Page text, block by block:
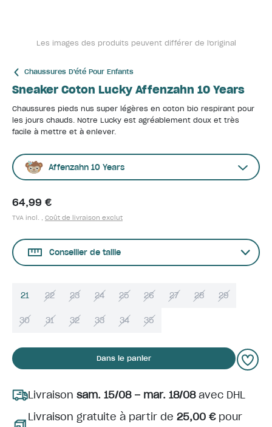
Les images des produits peuvent différer de l'original
Chaussures D'été Pour Enfants
Sneaker Coton Lucky Affenzahn 10 Years
Chaussures pieds nus super légères en coton bio respirant pour
les jours chauds. Notre Lucky est agréablement doux et très
facile à mettre et à enlever.
Affenzahn 10 Years
64,99 €
TVA incl. , Coût de livraison exclut
Conseiller de taille
21 22 23 24 25 26 27 28 29
30 31 32 33 34 35
Dans le panier
Livraison sam. 15/08 – mar. 18/08avec DHL
Livraison gratuite à partir de 25,00 €pour